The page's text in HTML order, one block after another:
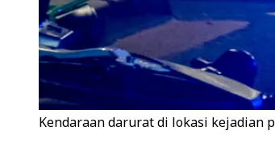
Kendaraan darurat di lokasi kejadian